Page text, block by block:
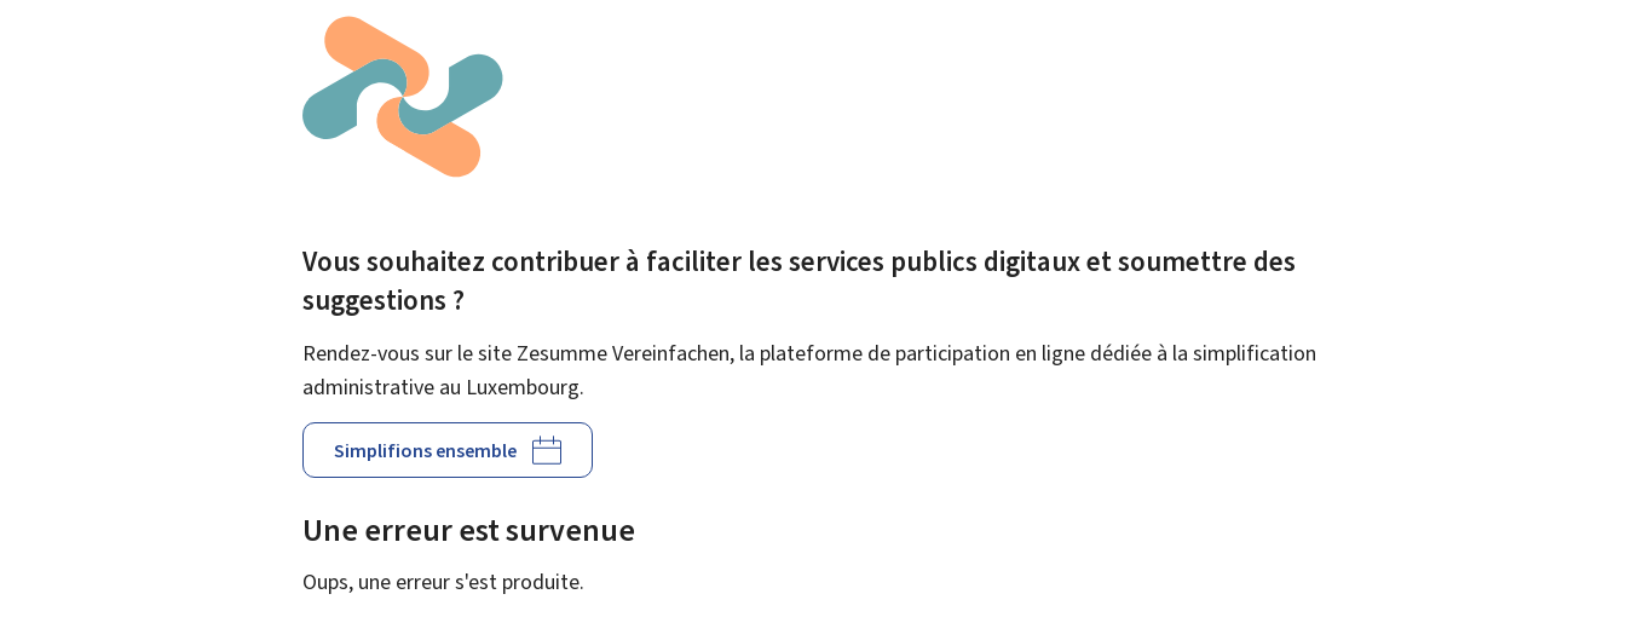
Vous souhaitez contribuer à faciliter les services publics digitaux et soumettre des
suggestions ?
Rendez-vous sur le site Zesumme Vereinfachen, la plateforme de participation en ligne dédiée à la simplification
administrative au Luxembourg.
Simplifions ensemble
Une erreur est survenue
Oups, une erreur s'est produite.